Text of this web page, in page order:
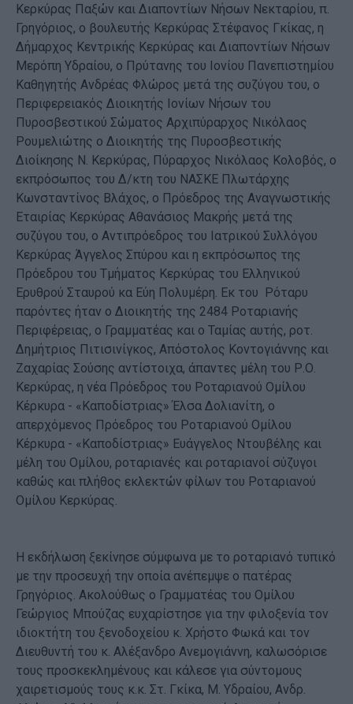
Κερκύρας Παξών και Διαποντίων Νήσων Νεκταρίου, π.
Γρηγόριος, ο βουλευτής Κερκύρας Στέφανος Γκίκας, η
Δήμαρχος Κεντρικής Κερκύρας και Διαποντίων Νήσων
Μερόπη Υδραίου, ο Πρύτανης του Ιονίου Πανεπιστημίου
Καθηγητής Ανδρέας Φλώρος μετά της συζύγου του, ο
Περιφερειακός Διοικητής Ιονίων Νήσων του
Πυροσβεστικού Σώματος Αρχιπύραρχος Νικόλαος
Ρουμελιώτης ο Διοικητής της Πυροσβεστικής
Διοίκησης Ν. Κερκύρας, Πύραρχος Νικόλαος Κολοβός, ο
εκπρόσωπος του Δ/κτη του ΝΑΣΚΕ Πλωτάρχης
Κωνσταντίνος Βλάχος, ο Πρόεδρος της Αναγνωστικής
Εταιρίας Κερκύρας Αθανάσιος Μακρής μετά της
συζύγου του, ο Αντιπρόεδρος του Ιατρικού Συλλόγου
Κερκύρας Άγγελος Σπύρου και η εκπρόσωπος της
Πρόεδρου του Τμήματος Κερκύρας του Ελληνικού
Ερυθρού Σταυρού κα Εύη Πολυμέρη. Εκ του Ρόταρυ
παρόντες ήταν ο Διοικητής της 2484 Ροταριανής
Περιφέρειας, ο Γραμματέας και ο Ταμίας αυτής, ροτ.
Δημήτριος Πιτισινίγκος, Απόστολος Κοντογιάννης και
Ζαχαρίας Σούσης αντίστοιχα, άπαντες μέλη του Ρ.Ο.
Κερκύρας, η νέα Πρόεδρος του Ροταριανού Ομίλου
Κέρκυρα - «Καποδίστριας» Έλσα Δολιανίτη, ο
απερχόμενος Πρόεδρος του Ροταριανού Ομίλου
Κέρκυρα - «Καποδίστριας» Ευάγγελος Ντουβέλης και
μέλη του Ομίλου, ροταριανές και ροταριανοί σύζυγοι
καθώς και πλήθος εκλεκτών φίλων του Ροταριανού
Ομίλου Κερκύρας.
Η εκδήλωση ξεκίνησε σύμφωνα με το ροταριανό τυπικό
με την προσευχή την οποία ανέπεμψε ο πατέρας
Γρηγόριος. Ακολούθως ο Γραμματέας του Ομίλου
Γεώργιος Μπούζας ευχαρίστησε για την φιλοξενία τον
ιδιοκτήτη του ξενοδοχείου κ. Χρήστο Φωκά και τον
Διευθυντή του κ. Αλέξανδρο Ανεμογιάννη, καλωσόρισε
τους προσκεκλημένους και κάλεσε για σύντομους
χαιρετισμούς τους κ.κ. Στ. Γκίκα, Μ. Υδραίου, Ανδρ.